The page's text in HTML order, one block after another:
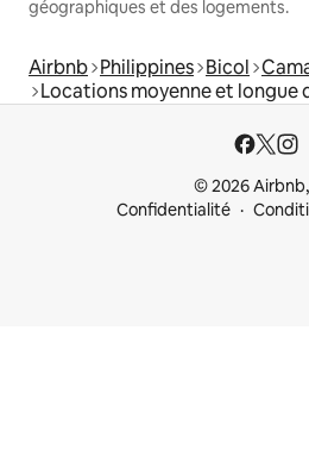
géographiques et des logements.
Airbnb Philippines Bicol
Locations moyenne et longue
© 2026
Confidentialité